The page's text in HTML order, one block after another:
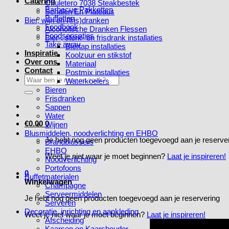
Barbecue Pakketten
Buffetten
Foodbook
Foodsensaties
Take away
Inspiratie
Over ons
Contact
Zoeken
naar:
€0.00 0
Je hebt nog geen producten toegevoegd aan je
Weet je niet waar je moet beginnen? Laat je inspireren!
0
Winkelwagen
Je hebt nog geen producten toegevoegd aan je reservering
Weet je niet waar je moet beginnen? Laat je inspireren!
Chuletero 7038 Steakbestek
Schalen En Plateaus
Bier, wijn en (fris)dranken
Alcoholische Dranken Flessen
Bier-, sterk- en frisdrank installaties
Biertap installaties
Koolzuur en stikstof
Materiaal
Postmix installaties
Waterkoelers
Bieren
Frisdranken
Sappen
Water
Wijnen
Blusmiddelen, noodverlichting en EHBO
Brandblussers
EHBO
Noodverlichting
Portofoons
Buffetmaterialen
Champagne
Serveermiddelen
Serveren
Decoratie, inrichting en aankleding
Afscheiding